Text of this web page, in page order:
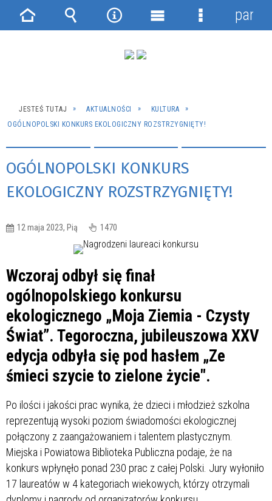
JESTEŚ TUTAJ AKTUALNOŚCI
KULTURA
OGÓLNOPOLSKI KONKURS EKOLOGICZNY ROZSTRZYGNIĘTY!
OGÓLNOPOLSKI KONKURS
EKOLOGICZNY ROZSTRZYGNIĘTY!
12 maja 2023, Pią 1470
Wczoraj odbył się finał
ogólnopolskiego konkursu
ekologicznego „Moja Ziemia - Czysty
Świat”. Tegoroczna, jubileuszowa XXV
edycja odbyła się pod hasłem „Ze
śmieci szycie to zielone życie".
Po ilości i jakości prac wynika, że dzieci i młodzież szkolna
reprezentują wysoki poziom świadomości ekologicznej
połączony z zaangażowaniem i talentem plastycznym.
Miejska i Powiatowa Biblioteka Publiczna podaje, że na
konkurs wpłynęło ponad 230 prac z całej Polski. Jury wyłoniło
17 laureatów w 4 kategoriach wiekowych, którzy otrzymali
Strona Wyszukiwarka
NarzędziaMenu
Menu
panel